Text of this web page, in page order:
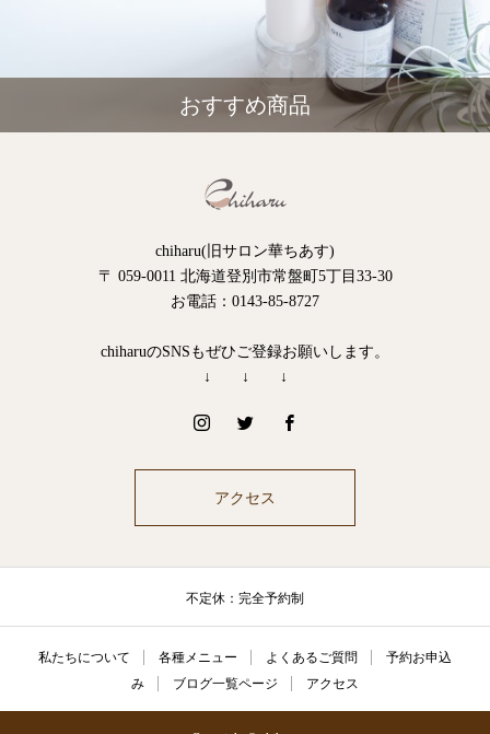
おすすめ商品
chiharu(旧サロン華ちあす)
〒 059-0011 北海道登別市常盤町5丁目33-30
お電話：0143-85-8727
chiharuのSNSもぜひご登録お願いします。
↓ ↓ ↓
アクセス
不定休：完全予約制
私たちについて 各種メニュー よくあるご質問
予約お申込
み
ブログ一覧ページ アクセス